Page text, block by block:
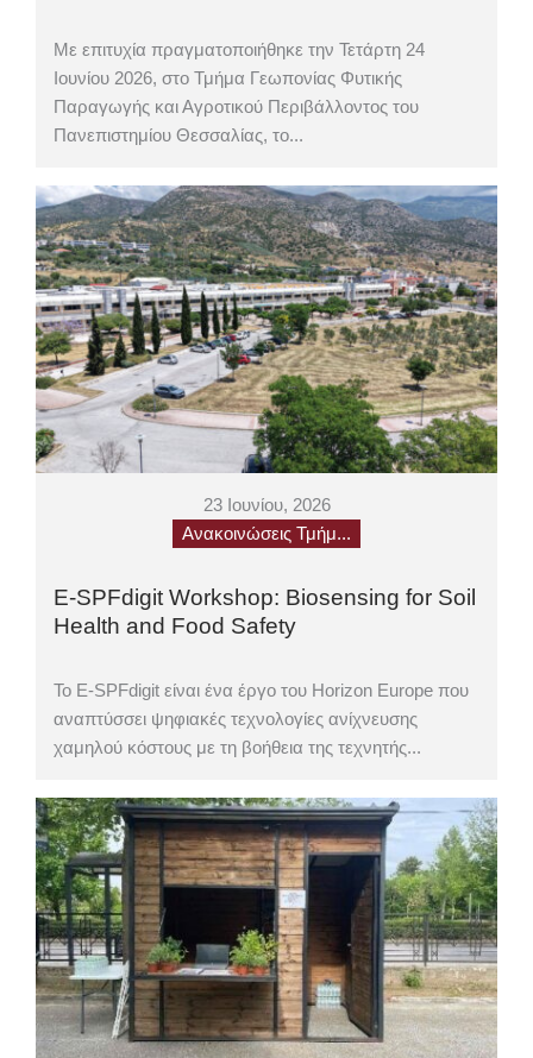
Με επιτυχία πραγματοποιήθηκε την Τετάρτη 24
Ιουνίου 2026, στο Τμήμα Γεωπονίας Φυτικής
Παραγωγής και Αγροτικού Περιβάλλοντος του
Πανεπιστημίου Θεσσαλίας, το...
23 Ιουνίου, 2026
Ανακοινώσεις Τμήμ...
E-SPFdigit Workshop: Biosensing for Soil
Health and Food Safety
Το E-SPFdigit είναι ένα έργο του Horizon Europe που
αναπτύσσει ψηφιακές τεχνολογίες ανίχνευσης
χαμηλού κόστους με τη βοήθεια της τεχνητής...